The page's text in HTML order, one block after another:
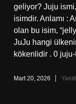
geliyor? Juju
isimdir. Anlamı :
olan bu isim,
JuJu hangi
kökenlidir . 0
Mart 20, 2026